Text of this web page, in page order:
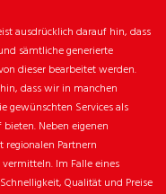
ausdrücklich darauf hin, dass
sämtliche generierte
dieser bearbeitet werden.
dass wir in manchen
gewünschten Services als
Neben eigenen
Partnern
Im Falle eines
Qualität und Preise